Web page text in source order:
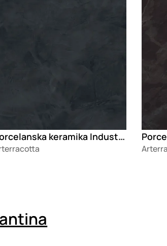
Porcelanska keramika Industrial Nomad Dark